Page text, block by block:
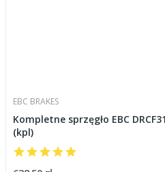
EBC BRAKES
Kompletne sprzęgło EBC
(kpl)